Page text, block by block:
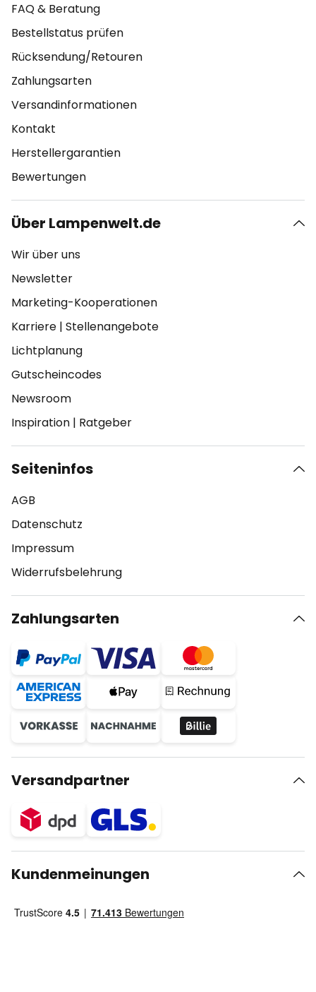
FAQ & Beratung
Bestellstatus prüfen
Rücksendung/Retouren
Zahlungsarten
Versandinformationen
Kontakt
Herstellergarantien
Bewertungen
Über Lampenwelt.de
Wir über uns
Newsletter
Marketing-Kooperationen
Karriere | Stellenangebote
Lichtplanung
Gutscheincodes
Newsroom
Inspiration | Ratgeber
Seiteninfos
AGB
Datenschutz
Impressum
Widerrufsbelehrung
Zahlungsarten
Versandpartner
Kundenmeinungen